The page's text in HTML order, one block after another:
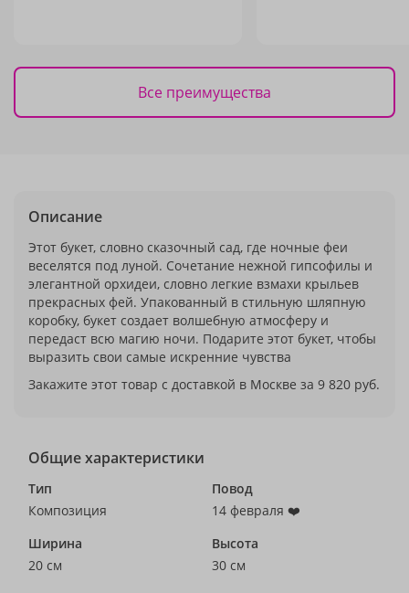
Все преимущества
Описание
Этот букет, словно сказочный сад, где ночные феи
веселятся под луной. Сочетание нежной гипсофилы и
элегантной орхидеи, словно легкие взмахи крыльев
прекрасных фей. Упакованный в стильную шляпную
коробку, букет создает волшебную атмосферу и
передаст всю магию ночи. Подарите этот букет, чтобы
выразить свои самые искренние чувства
Закажите этот товар с доставкой в Москве за 9 820 руб.
Общие характеристики
Тип
Композиция
Повод
14 февраля ❤️
Ширина
20 см
Высота
30 см